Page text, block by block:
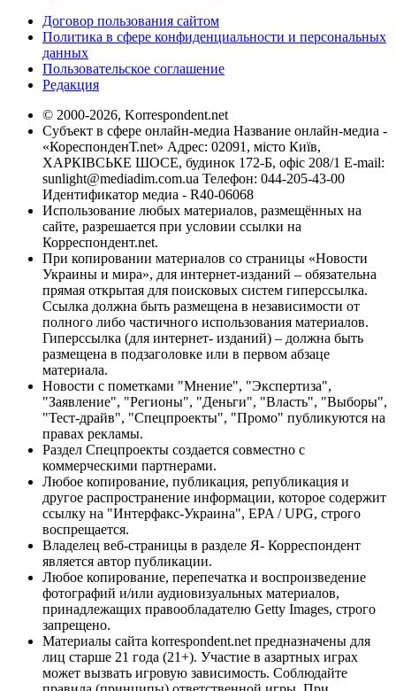
Договор пользования сайтом
Политика в сфере конфиденциальности и персональных
данных
Пользовательское соглашение
Редакция
© 2000-2026, Korrespondent.net
Субъект в сфере онлайн-медиа Название онлайн-медиа -
«КореспонденТ.net» Адрес: 02091, місто Київ,
ХАРКІВСЬКЕ ШОСЕ, будинок 172-Б, офіс 208/1 E-mail:
sunlight@mediadim.com.ua Телефон: 044-205-43-00
Идентификатор медиа - R40-06068
Использование любых материалов, размещённых на
сайте, разрешается при условии ссылки на
Корреспондент.net.
При копировании материалов со страницы «Новости
Украины и мира», для интернет-изданий – обязательна
прямая открытая для поисковых систем гиперссылка.
Ссылка должна быть размещена в независимости от
полного либо частичного использования материалов.
Гиперссылка (для интернет- изданий) – должна быть
размещена в подзаголовке или в первом абзаце
материала.
Новости с пометками "Мнение", "Экспертиза",
"Заявление", "Регионы", "Деньги", "Власть", "Выборы",
"Тест-драйв", "Спецпроекты", "Промо" публикуются на
правах рекламы.
Раздел Спецпроекты создается совместно с
коммерческими партнерами.
Любое копирование, публикация, републикация и
другое распространение информации, которое содержит
ссылку на "Интерфакс-Украина", EPA / UPG, строго
воспрещается.
Владелец веб-страницы в разделе Я- Корреспондент
является автор публикации.
Любое копирование, перепечатка и воспроизведение
фотографий и/или аудиовизуальных материалов,
принадлежащих правообладателю Getty Images, строго
запрещено.
Материалы сайта korrespondent.net предназначены для
лиц старше 21 года (21+). Участие в азартных играх
может вызвать игровую зависимость. Соблюдайте